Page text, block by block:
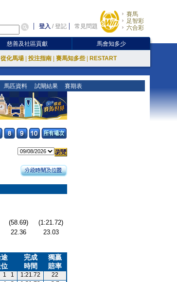
登入 /登記 常見問題
賽馬
足智彩
六合彩
慈善及社區貢獻 馬會知多少
從化馬場 投注指南 賽馬知多些 RESTART
馬匹資料 試閘結果 賽期表
(58.69)
(1:21.72)
22.36
23.03
完成
時間
獨贏
賠率
1 1 1:21.72
22